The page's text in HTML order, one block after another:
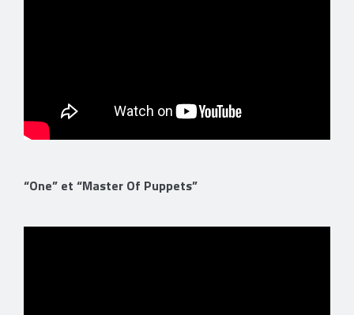
“One” et “Master Of Puppets”